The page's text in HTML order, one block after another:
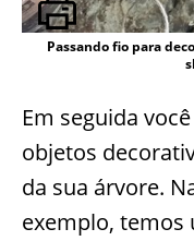
Passando fio para
Em seguida
objetos
da sua árvore.
exemplo, temos